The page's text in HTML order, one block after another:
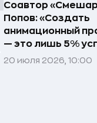
Соавтор
Попов: «Создать
анимационный
— это лишь 5%
20 июля 2026, 10:00